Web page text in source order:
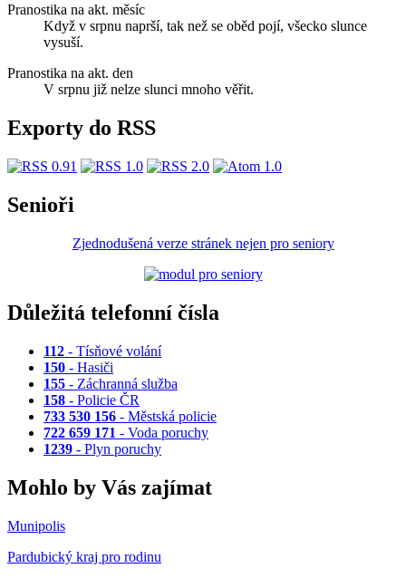
Pranostika na akt. měsíc
Když v srpnu naprší, tak než se oběd pojí, všecko slunce
vysuší.
Pranostika na akt. den
V srpnu již nelze slunci mnoho věřit.
Exporty do RSS
Senioři
Zjednodušená verze stránek nejen pro seniory
Důležitá telefonní čísla
112 - Tísňové volání
150 - Hasiči
155 - Záchranná služba
158 - Policie ČR
733 530 156 - Městská policie
722 659 171 - Voda poruchy
1239 - Plyn poruchy
Mohlo by Vás zajímat
Munipolis
Pardubický kraj pro rodinu